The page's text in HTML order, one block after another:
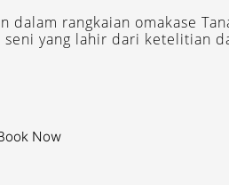
dalam rangkaian omakase
seni yang lahir dari ketelitian
Now